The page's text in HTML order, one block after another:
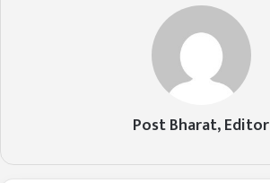
Post Bharat, Editor